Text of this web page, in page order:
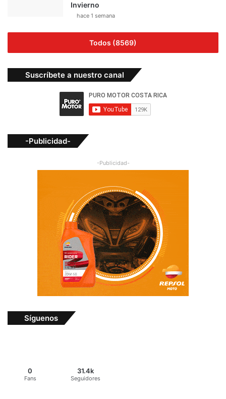
Invierno
hace 1 semana
Todos (8569)
Suscríbete a nuestro canal
-Publicidad-
-Publicidad-
Síguenos
0
Fans
31.4k
Seguidores